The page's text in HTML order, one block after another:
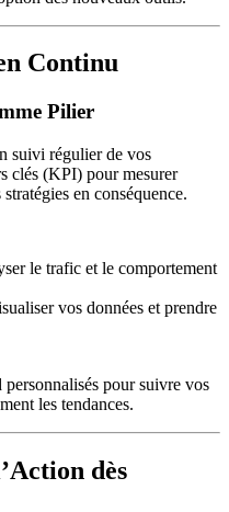
Continu
Pilier
suivi régulier de vos
clés (KPI) pour mesurer
en conséquence.
le trafic et le comportement
vos données et prendre
pour suivre vos
les tendances.
dès